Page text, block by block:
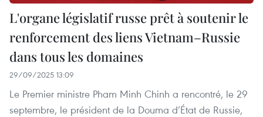
L'organe législatif russe prêt à soutenir le
renforcement des liens Vietnam–Russie
dans tous les domaines
29/09/2025 13:09
Le Premier ministre Pham Minh Chinh a rencontré, le 29
septembre, le président de la Douma d’État de Russie,